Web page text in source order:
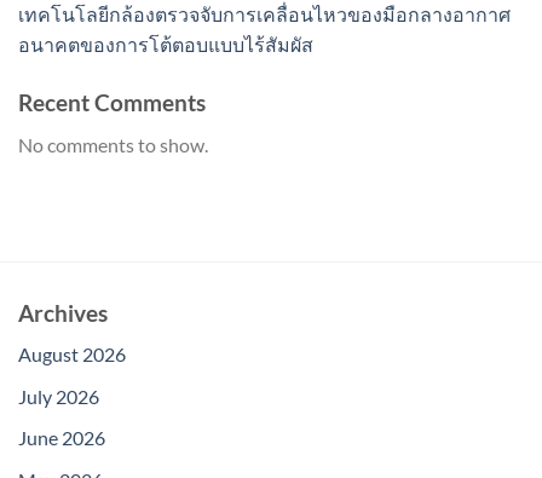
เทคโนโลยีกล้องตรวจจับการเคลื่อนไหวของมือกลางอากาศ
อนาคตของการโต้ตอบแบบไร้สัมผัส
Recent Comments
No comments to show.
Archives
August 2026
July 2026
June 2026